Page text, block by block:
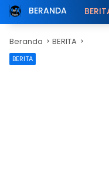
BERANDA
Beranda BERITA
BERITA